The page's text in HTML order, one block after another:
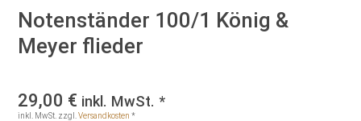
Notenständer 100/1 König &
Meyer flieder
29,00 € inkl. MwSt. *
inkl. MwSt. zzgl.Versandkosten *